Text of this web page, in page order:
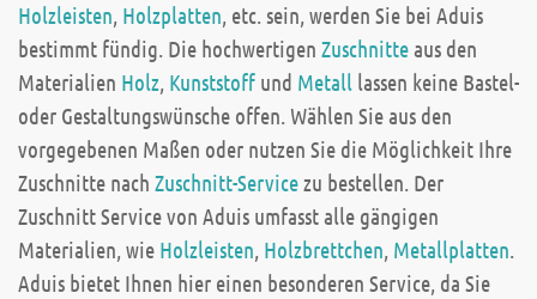
Holzleisten, Holzplatten, etc. sein, werden Sie bei Aduis
bestimmt fündig. Die hochwertigen Zuschnitteaus den
Materialien Holz, Kunststoff und Metall lassen keine Bastel-
oder Gestaltungswünsche offen. Wählen Sie aus den
vorgegebenen Maßen oder nutzen Sie die Möglichkeit Ihre
Zuschnitte nach Zuschnitt-Servicezu bestellen. Der
Zuschnitt Service von Aduis umfasst alle gängigen
Materialien, wie Holzleisten, Holzbrettchen, Metallplatten.
Aduis bietet Ihnen hier einen besonderen Service, da Sie